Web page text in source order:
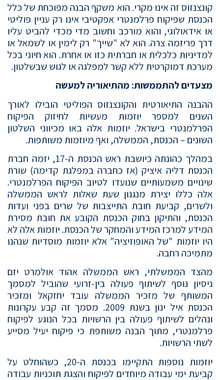
קונצנזוס זה אינו מקרי. הוא משקף הבנה מפוכחת של כלל
הכנסת שפיקוח פרלמנטרי אפקטיבי אינו רק עניין פוליטי
או אידאולוגי, והוא מורכב וחשוב מדי מכדי להביט עליו
דרך פריזמה צרה. הוא לא "שייך" רק לימין או לשמאל או
למדיניות כלכלית או חברתית כזו או אחרת. הוא חיוני בכל
מערכת דמוקרטית ללא קשר למפלגה או לגוש שבשלטון.
מצעדים להתממשות: מהתיאוריה למעשה
ההבנה התיאורטית והקונצנזוס הפוליטי הובילו לאורך
השנים למספר יוזמות מעשיות לחיזוק הפיקוח
הפרלמנטרי בישראל. יוזמות אלה באו מכיווני השלטון
השונים – הכנסת, הממשלה, ואף מיוזמות משותפות.
במהלך כהונתה כיושבת ראש הכנסת ה-17, יזמה חברת
הכנסת דליה איציק (אז כחברה במפלגת קדימה) שורת
שינויים משמעותיים שנועדו לטיוב הפיקוח הפרלמנטרי.
אלה כללו יצירת מנגנון שעת שאלות לראש הממשלה
ולשרים, קביעת חובת התייצבות של שרים בפני ועדות
הכנסת, והתיקון בחוק הכנסת הקובע את חובת מסירת
המידע למרכז המידע והמחקר של הכנסת. יוזמות אלה לא
היו יוזמות "של האופוזיציה" אלא יוזמות מוסדיות שנהנו
מתמיכה רחבה.
מהצד הממשלתי, ראש הממשלה אהוד אולמרט יזם
ניסיון נוסף לשיתוף פעולה בין-זרועי שהוביל למסמך
המשותף של מזכיר הממשלה עובד יחזקאל ומזכיר
הכנסת איל ינון בשנת 2009. מסמך זה קבע עקרונות
ונהלים לשיתוף פעולה בין הרשויות בכל הנוגע לפיקוח
פרלמנטרי, מתוך הבנה משותפת כי פיקוח יעיל מסייע
לשתי הרשויות.
יוזמות נוספות התקיימו בכנסת ה-20, כשהוחלט על
קביעת ימי עבודה מיוחדים לפיקוח והצגת תוכניות עבודה